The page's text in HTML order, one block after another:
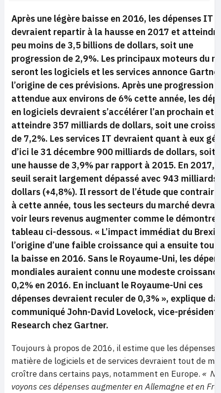
Après une légère baisse en 2016, les dépenses IT
devraient repartir à la hausse en 2017 et
peu moins de 3,5 billions de dollars, soit une
progression de 2,9%. Les principaux moteurs du
seront les logiciels et les services annonce
l’origine de ces prévisions. Après une progression
attendue aux environs de 6% cette année, les
en logiciels devraient s’accélérer l’an prochain et
atteindre 357 milliards de dollars, soit une
de 7,2%. Les services IT devraient quant à eux
d’ici le 31 décembre 900 milliards de dollars, soit
une hausse de 3,9% par rapport à 2015. En 2017,
seuil serait largement dépassé avec 943 milliards
dollars (+4,8%). Il ressort de l’étude que
à cette année, tous les secteurs du marché
voir leurs revenus augmenter comme le démontre
tableau ci-dessous. « L’impact immédiat du
l’origine d’une faible croissance qui a ensuite
la baisse en 2016. Sans le Royaume-Uni, les
mondiales auraient connu une modeste
0,2% en 2016. En incluant le Royaume-Uni ces
dépenses devraient reculer de 0,3% », explique
communiqué John-David Lovelock, vice-président
Research chez Gartner.
Toujours à propos de 2016, il estime que les dépenses
matière de logiciels et de services devraient tout de
croître dans certains pays, notamment en Europe. «
voyons ces dépenses augmenter en Allemagne et en